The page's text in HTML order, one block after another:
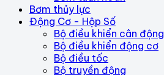
Bơm thủy lực
Động Cơ - Hộp Số
Bộ điều khiển cân động
Bộ điều khiển động cơ
Bộ điều tốc
Bộ truyền động